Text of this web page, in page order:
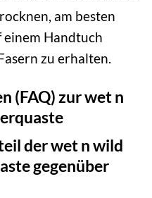
am besten
Handtuch
zu erhalten.
(FAQ) zur wet n
der wet n wild
gegenüber